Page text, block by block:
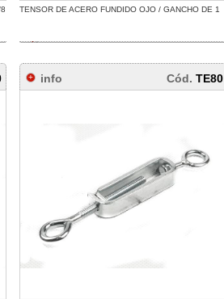
TENSOR DE ACERO FUNDIDO OJO / GANCHO DE 1
info Cód.TE80